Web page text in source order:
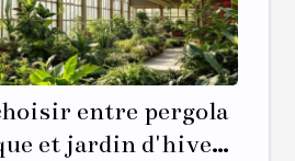
entre pergola
et jardin d'hiver